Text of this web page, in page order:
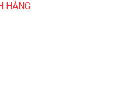
HÀNG